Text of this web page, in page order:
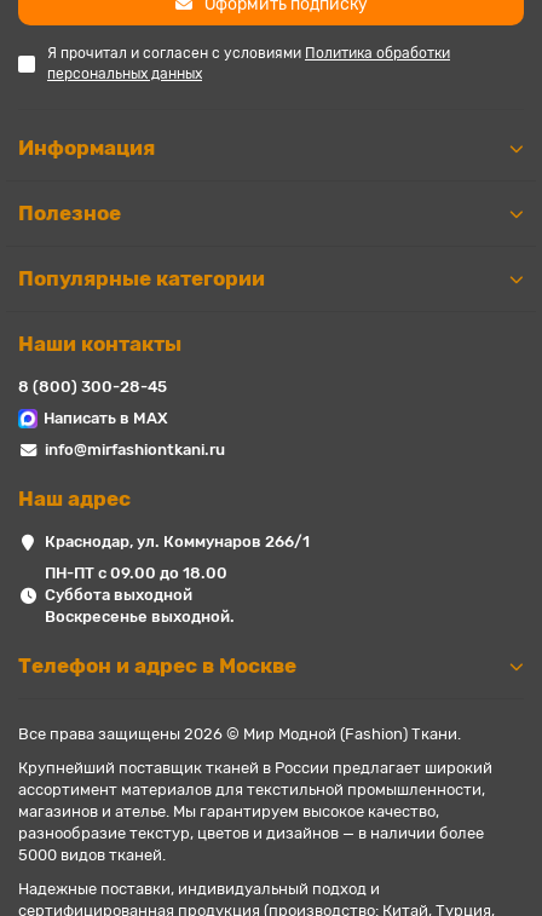
Оформить подписку
Я прочитал и согласен с условиями Политика обработки
персональных данных
Информация
Полезное
Популярные категории
Наши контакты
8 (800) 300-28-45
Написать в MAX
info@mirfashiontkani.ru
Наш адрес
Краснодар, ул. Коммунаров 266/1
ПН-ПТ с 09.00 до 18.00
Суббота выходной
Воскресенье выходной.
Телефон и адрес в Москве
Все права защищены 2026 © Мир Модной (Fashion) Ткани.
Крупнейший поставщик тканей в России предлагает широкий
ассортимент материалов для текстильной промышленности,
магазинов и ателье. Мы гарантируем высокое качество,
разнообразие текстур, цветов и дизайнов — в наличии более
5000 видов тканей.
Надежные поставки, индивидуальный подход и
сертифицированная продукция (производство: Китай, Турция,